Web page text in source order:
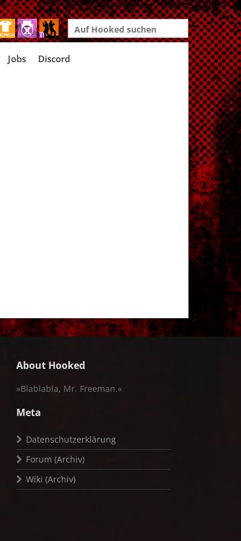
Search
for:
Jobs Discord
About Hooked
»Blablabla, Mr. Freeman.«
Meta
Datenschutzerklärung
Forum (Archiv)
Wiki (Archiv)